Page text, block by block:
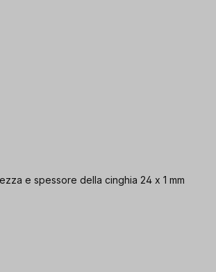
e spessore della cinghia 24 x 1 mm